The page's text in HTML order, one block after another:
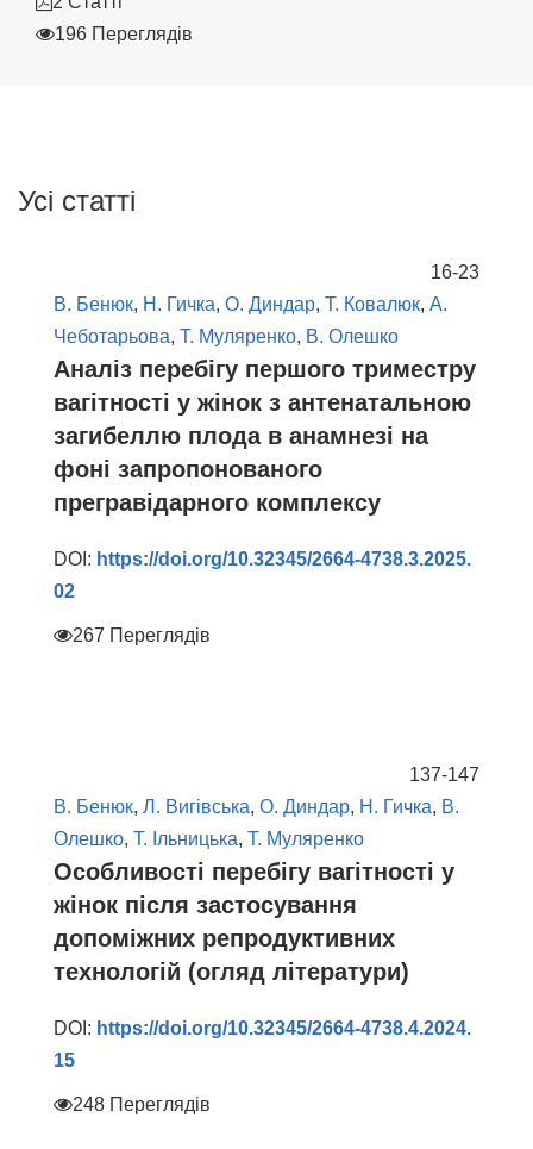
196 Переглядів
Усі статті
16-23
В. Бенюк, Н. Гичка, О. Диндар, Т. Ковалюк, А.
Чеботарьова, Т. Муляренко, В. Олешко
Аналіз перебігу першого триместру
вагітності у жінок з антенатальною
загибеллю плода в анамнезі на
фоні запропонованого
прегравідарного комплексу
DOI: https://doi.org/10.32345/2664-4738.3.2025.
02
267 Переглядів
137-147
В. Бенюк, Л. Вигівська, О. Диндар, Н. Гичка, В.
Олешко, Т. Ільницька, Т. Муляренко
Особливості перебігу вагітності у
жінок після застосування
допоміжних репродуктивних
технологій (огляд літератури)
DOI: https://doi.org/10.32345/2664-4738.4.2024.
15
248 Переглядів